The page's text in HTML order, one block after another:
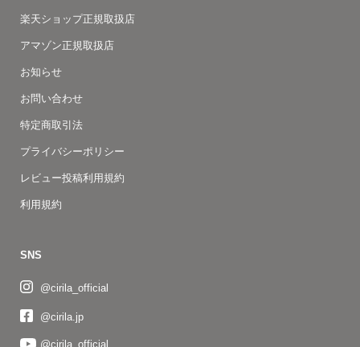
楽天ショップ正規取扱店
アマゾン正規取扱店
お知らせ
お問い合わせ
特定商取引法
プライバシーポリシー
レビュー投稿利用規約
利用規約
SNS
@cirila_official
@cirila.jp
@cirila_official